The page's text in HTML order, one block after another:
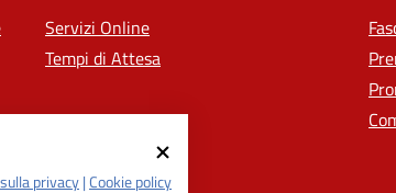
Servizi Online
Tempi di Attesa
privacy|Cookie policy